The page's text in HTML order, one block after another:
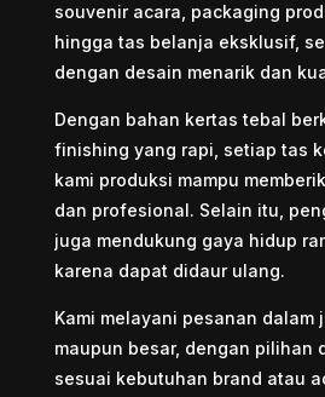
souvenir acara, packaging
hingga tas belanja eksklusif,
dengan desain menarik dan
Dengan bahan kertas tebal
finishing yang rapi, setiap tas
kami produksi mampu
dan profesional. Selain itu,
juga mendukung gaya hidup
karena dapat didaur ulang.
Kami melayani pesanan dalam
maupun besar, dengan pilihan
sesuai kebutuhan brand atau